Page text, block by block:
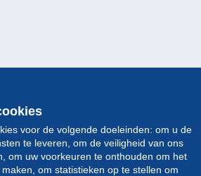
voor de volgende doeleinden: om u de
te leveren, om de veiligheid van ons
om uw voorkeuren te onthouden om het
om statistieken op te stellen om